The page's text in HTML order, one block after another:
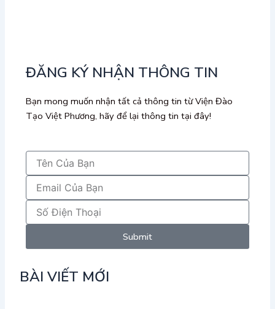
ĐĂNG KÝ NHẬN THÔNG TIN
Bạn mong muốn nhận tất cả thông tin từ Viện Đào
Tạo Việt Phương, hãy để lại thông tin tại đây!
Submit
BÀI VIẾT MỚI